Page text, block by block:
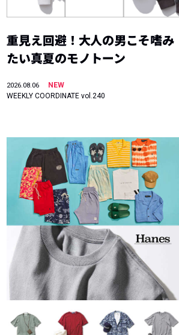
重見え回避！大人の男こそ嗜み
たい真夏のモノトーン
2026.08.06
NEW
WEEKLY COORDINATE vol.240